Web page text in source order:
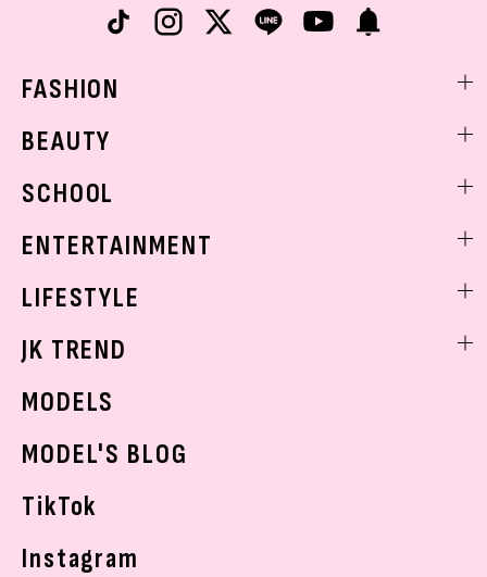
FASHION
着回し
BEAUTY
ベストコスメ
ボディケア
SCHOOL
学校ヘアメイク
ENTERTAINMENT
K-POP
LIFESTYLE
モデルの購入品
JK TREND
MODELS
MODEL'S BLOG
TikTok
Instagram